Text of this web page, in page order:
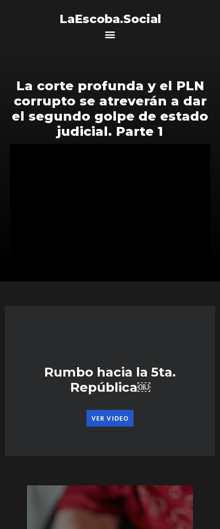
LaEscoba.Social
La corte profunda y el PLN
corrupto se atreverán a dar
el segundo golpe de estado
judicial. Parte 1
Rumbo hacia la 5ta.
República￼
VER VIDEO